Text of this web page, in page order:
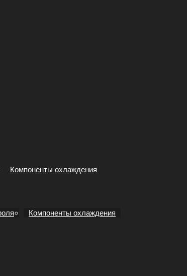
Компоненты охлаждения
Компоненты охлаждения